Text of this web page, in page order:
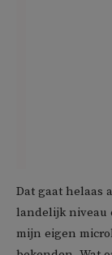
Dat gaat helaas
landelijk niveau
mijn eigen